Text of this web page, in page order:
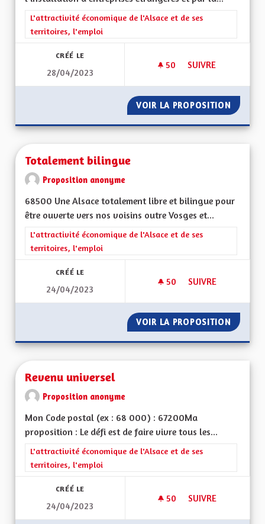
Filtrer les résultats de la catégorie : L'attractivité
L'attractivité économique de l'Alsace et de ses
territoires, l'emploi
CRÉÉ LE
28/04/2023
50 50 ABONNÉS
SUIVRE
VOIR LA PROPOSITION
Totalement bilingue
Proposition anonyme
68500 Une Alsace totalement libre et bilingue pour
être ouverte vers nos voisins outre Vosges et...
Filtrer les résultats de la catégorie : L'attractivité
L'attractivité économique de l'Alsace et de ses
territoires, l'emploi
CRÉÉ LE
24/04/2023
50 50 ABONNÉS
SUIVRE
VOIR LA PROPOSITION
Revenu universel
Proposition anonyme
Mon Code postal (ex : 68 000) : 67200Ma
proposition : Le défi est de faire vivre tous les...
Filtrer les résultats de la catégorie : L'attractivité
L'attractivité économique de l'Alsace et de ses
territoires, l'emploi
CRÉÉ LE
24/04/2023
50 50 ABONNÉS
SUIVRE